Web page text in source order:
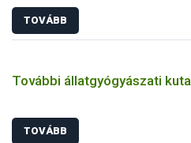
TOVÁBB
További állatgyógyászati
TOVÁBB